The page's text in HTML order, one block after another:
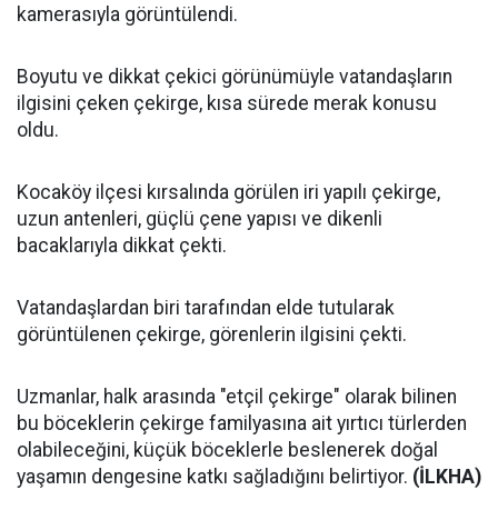
kamerasıyla görüntülendi.
Boyutu ve dikkat çekici görünümüyle vatandaşların
ilgisini çeken çekirge, kısa sürede merak konusu
oldu.
Kocaköy ilçesi kırsalında görülen iri yapılı çekirge,
uzun antenleri, güçlü çene yapısı ve dikenli
bacaklarıyla dikkat çekti.
Vatandaşlardan biri tarafından elde tutularak
görüntülenen çekirge, görenlerin ilgisini çekti.
Uzmanlar, halk arasında "etçil çekirge" olarak bilinen
bu böceklerin çekirge familyasına ait yırtıcı türlerden
olabileceğini, küçük böceklerle beslenerek doğal
yaşamın dengesine katkı sağladığını belirtiyor. (İLKHA)